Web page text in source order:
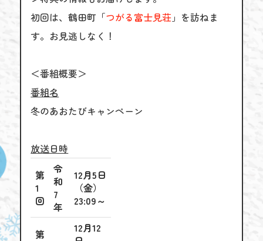
初回は、鶴田町「つがる富士見荘」を訪ねま
す。お見逃しなく！
＜番組概要＞
番組名
冬のあおたびキャンペーン
放送日時
第
1
回
令
和
7
年
12月5日
（金）
23:09～
第
12月12